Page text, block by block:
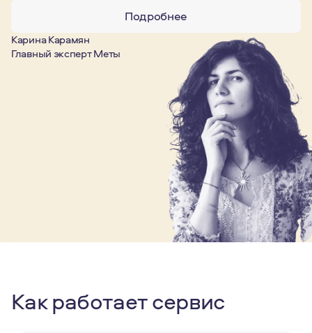
Подробнее
Карина Карамян
Главный эксперт Меты
Как работает сервис